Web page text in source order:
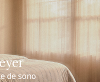
de sono